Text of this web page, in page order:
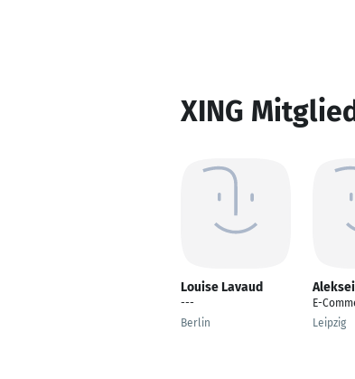
XING
Louise Lavaud
---
Berlin
E-
Leipzig